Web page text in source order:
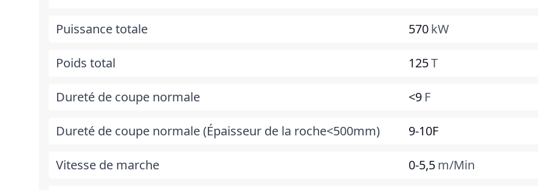
Puissance totale 570kW
Poids total 125T
Dureté de coupe normale <9 F
Dureté de coupe normale (Épaisseur de la roche<500mm) 9-10F
Vitesse de marche 0-5,5m/Min